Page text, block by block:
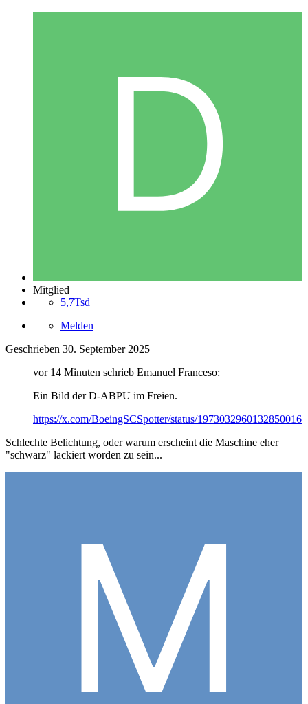
Mitglied
5,7Tsd
Melden
Geschrieben 30. September 2025
vor 14 Minuten schrieb Emanuel Franceso:
Ein Bild der D-ABPU im Freien.
https://x.com/BoeingSCSpotter/status/1973032960132850016
Schlechte Belichtung, oder warum erscheint die Maschine eher
"schwarz" lackiert worden zu sein...